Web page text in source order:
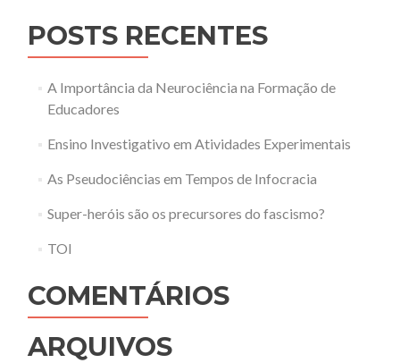
POSTS RECENTES
A Importância da Neurociência na Formação de
Educadores
Ensino Investigativo em Atividades Experimentais
As Pseudociências em Tempos de Infocracia
Super-heróis são os precursores do fascismo?
TOI
COMENTÁRIOS
ARQUIVOS